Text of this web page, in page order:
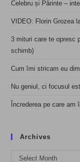
Celebru și Părinte –
VIDEO: Florin Grozea
3 mituri care te opresc
schimb)
Cum îmi stricam eu
Nu geniul, ci focusul
Încrederea pe care am
Archives
Archives
Select Month